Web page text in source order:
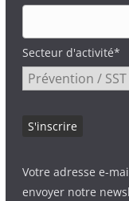
Secteur d'activité*
Votre adresse e-
envoyer notre